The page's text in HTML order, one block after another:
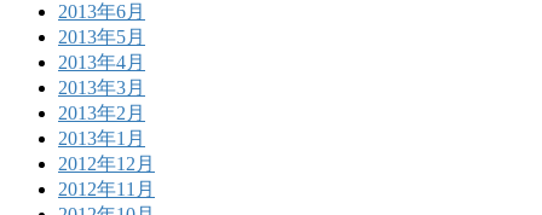
2013年6月
2013年5月
2013年4月
2013年3月
2013年2月
2013年1月
2012年12月
2012年11月